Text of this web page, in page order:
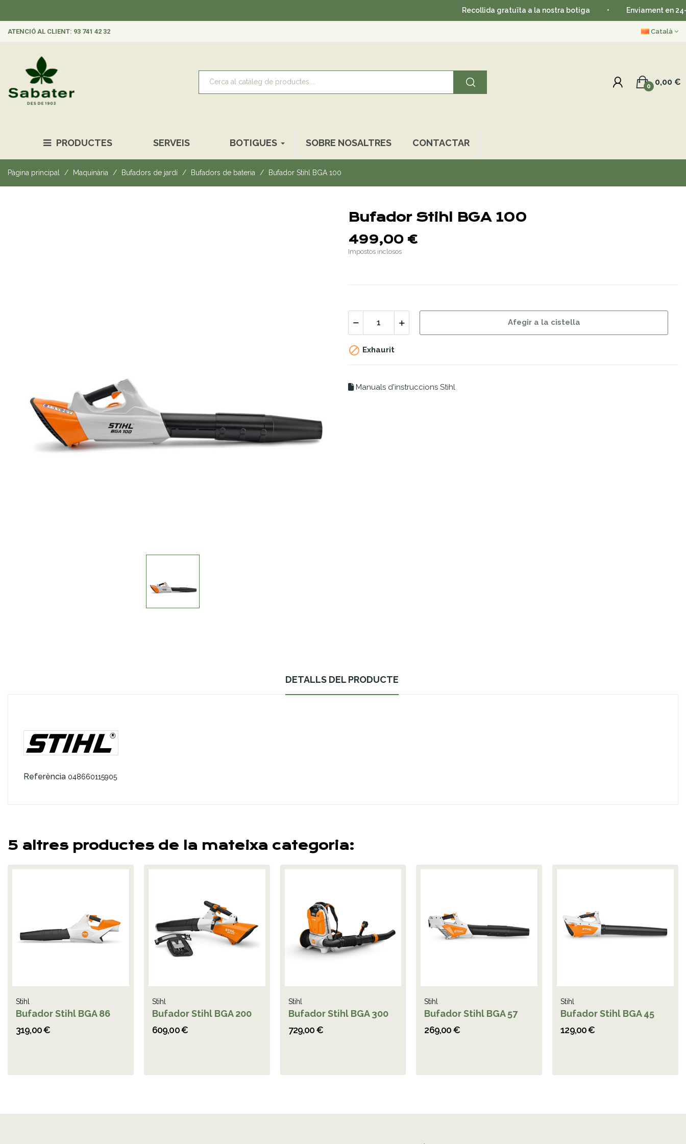
Recollida gratuïta a la nostra botiga • Enviament en 24-48
ATENCIÓ AL CLIENT: 93 741 42 32 Català
0,00 €
0
PRODUCTES SERVEIS BOTIGUES SOBRE NOSALTRES CONTACTAR
Pàgina principal Maquinària Bufadors de jardí Bufadors de bateria Bufador Stihl BGA 100
Bufador Stihl BGA 100
499,00 €
Impostos inclosos
Afegir a la cistella
 Exhaurit
Manuals d'instruccions Stihl
DETALLS DEL PRODUCTE
Referència 048660115905
5 altres productes de la mateixa categoria:
Stihl
Bufador Stihl BGA 86
319,00 €
Stihl
Bufador Stihl BGA 200
609,00 €
Stihl
Bufador Stihl BGA 300
729,00 €
Stihl
Bufador Stihl BGA 57
269,00 €
Stihl
Bufador Stihl BGA 45
129,00 €